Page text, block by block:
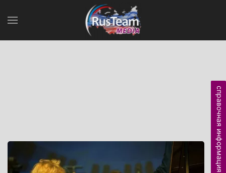
справочная информация